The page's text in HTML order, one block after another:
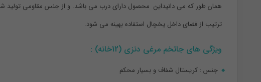
همان طور که می دانیداین محصول دارای درب می باشد. و از جنس مقاومی تولید
ترتیب از فضای داخل یخچال استفاده بهینه می شود.
ویژگی های جاتخم مرغی دنزی (12خانه) :
جنس : کریستال شفاف و بسیار محکم